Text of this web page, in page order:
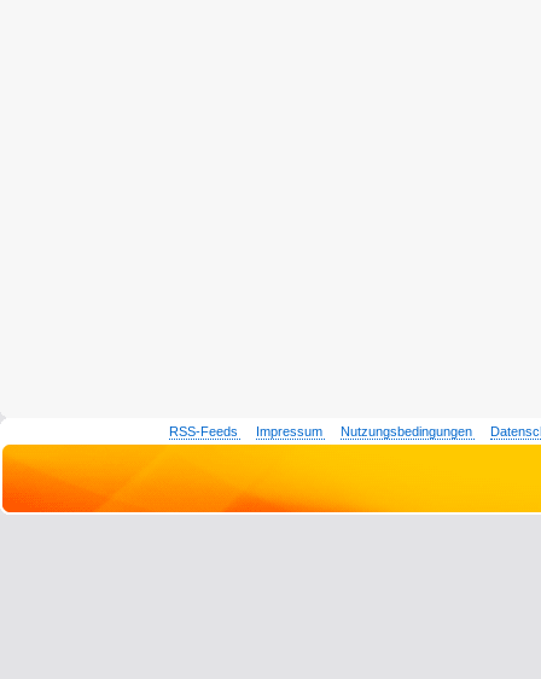
RSS-Feeds Impressum Nutzungsbedingungen